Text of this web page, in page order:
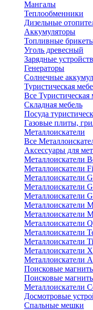
Мангалы
Теплообменники
Дизельные
Аккумуляторы
Топливные
Уголь древесный
Зарядные
Генераторы
Солнечные
Туристическая
Все Туристическая
Складная мебель
Посуда
Газовые плиты,
Металлоискатели
Все
Аксессуары для
Металлоискатели
Металлоискатели
Металлоискатели
Металлоискатели
Металлоискатели
Металлоискатели
Металлоискатели
Металлоискатели
Металлоискатели
Металлоискатели
Металлоискатели
Металлоискатели
Поисковые
Поисковые
Металлоискатели
Досмотровые
Спальные мешки